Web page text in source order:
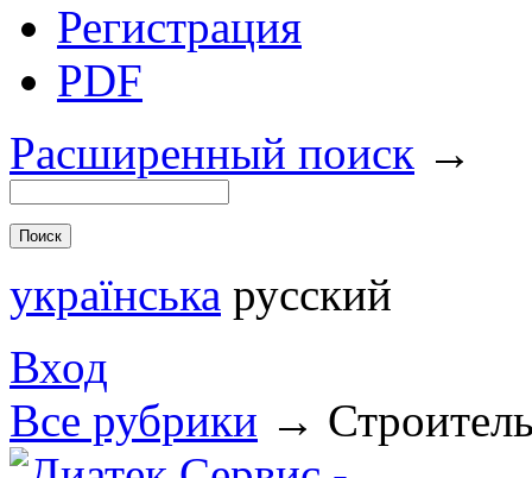
Регистрация
PDF
Расширенный поиск →
українська русский
Вход
Все рубрики →